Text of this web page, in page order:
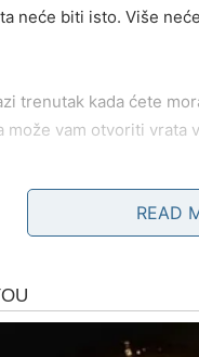
neće biti isto. Više
trenutak kada ćete
može vam otvoriti vrata
glasnije nego
kao da ih sudbina
će morati da bira
READ